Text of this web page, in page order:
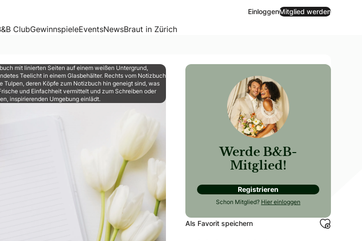
EinloggenMitglied werden
ClubGewinnspieleEventsNewsBraut in Zürich
seit 2006 Hochzeitsfeste, bildet angehende Hochzeitplanerinnen und -planer aus und
mit linierten Seiten auf einem weißen Untergrund,
Teelicht in einem Glasbehälter. Rechts vom Notizbuch
Tulpen, deren Köpfe zum Notizbuch hin geneigt sind, was
und Einfachheit vermittelt und zum Schreiben oder
inspirierenden Umgebung einlädt.
Werde B&B-
Mitglied!
Registrieren
Schon Mitglied? Hier einloggen
Als Favorit speichern